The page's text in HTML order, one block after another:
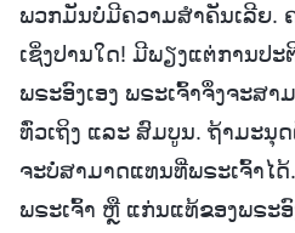
ພວກມັນບໍ່ມີຄວາມສຳຄັນເລີຍ.
ເຊິ່ງປານໃດ! ມີພຽງແຕ່ການປ
ພຣະອົງເອງ ພຣະເຈົ້າຈຶ່ງຈະສ
ທົ່ວເຖິງ ແລະ ສົມບູນ. ຖ້າມະນຸ
ຈະບໍ່ສາມາດແທນທີ່ພຣະເຈົ້າໄ
ພຣະເຈົ້າ ຫຼື ແກ່ນແທ້ຂອງພຣະ